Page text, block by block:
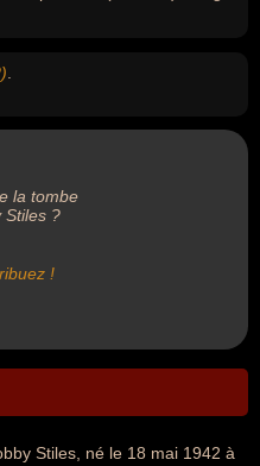
la tombe
Stiles ?
!
Stiles, né le 18 mai 1942 à